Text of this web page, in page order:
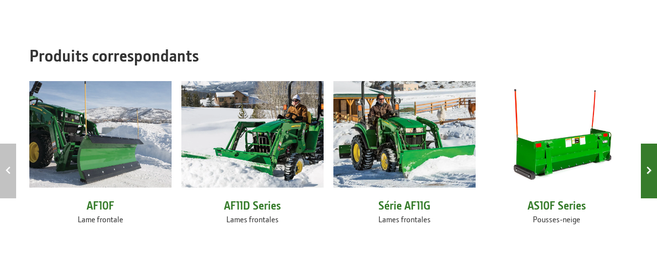
Produits correspondants
AF10F
Lame frontale
AF11D Series
Lames frontales
Série AF11G
Lames frontales
AS10F Series
Pousses-neige